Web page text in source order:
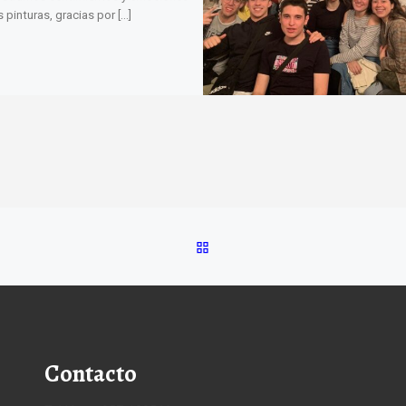
pinturas, gracias por […]
Contacto